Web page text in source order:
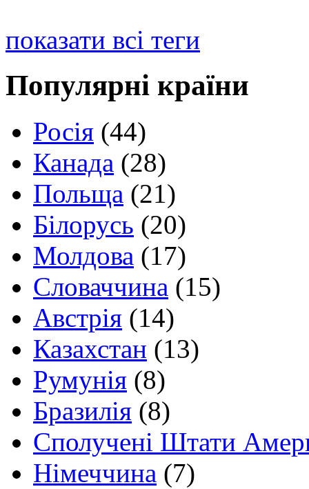
показати всі теги
Популярні країни
Росія (44)
Канада (28)
Польща (21)
Білорусь (20)
Молдова (17)
Словаччина (15)
Австрія (14)
Казахстан (13)
Румунія (8)
Бразилія (8)
Сполучені Штати
Німеччина (7)